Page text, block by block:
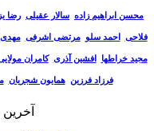
محسن ابراهیم زاده سالار عقیلی رضا
فلاحی احمد سلو مرتضی اشرفی مهدی
مجید خراطها افشین آذری کامران
فرزاد فرزین همایون شجریان